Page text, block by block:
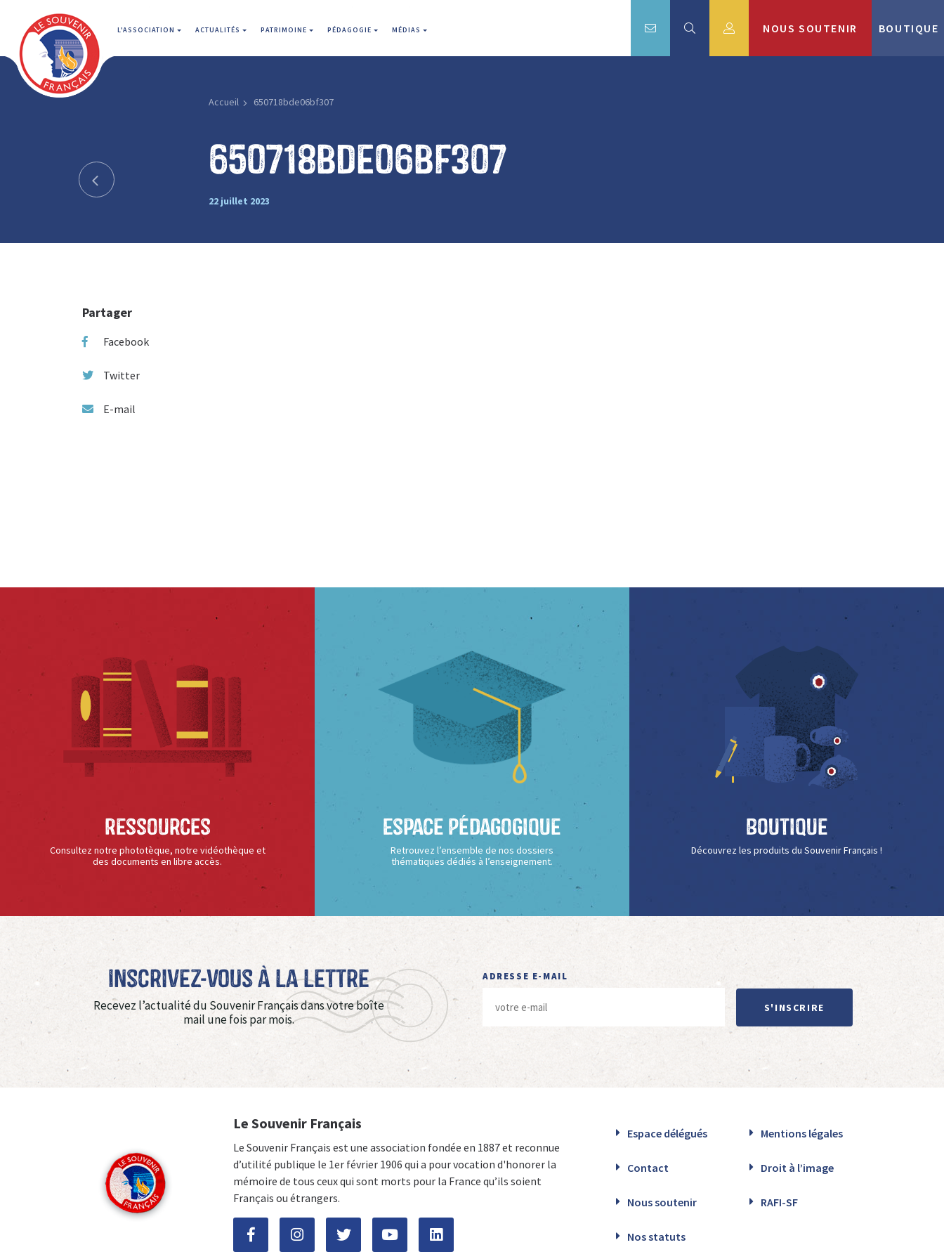
L'ASSOCIATION ACTUALITÉS PATRIMOINE PÉDAGOGIE MÉDIAS NOUS SOUTENIR BOUTIQUE
Accueil 650718bde06bf307
650718bde06bf307
22 juillet 2023
Partager
Facebook
Twitter
E-mail
Ressources
Consultez notre phototèque, notre vidéothèque et
des documents en libre accès.
Espace Pédagogique
Retrouvez l’ensemble de nos dossiers
thématiques dédiés à l’enseignement.
Boutique
Découvrez les produits du Souvenir Français !
Inscrivez-vous à La Lettre
Recevez l’actualité du Souvenir Français dans votre boîte
mail une fois par mois.
ADRESSE E-MAIL
S'INSCRIRE
Le Souvenir Français
Le Souvenir Français est une association fondée en 1887 et reconnue
d’utilité publique le 1er février 1906 qui a pour vocation d'honorer la
mémoire de tous ceux qui sont morts pour la France qu’ils soient
Français ou étrangers.
Espace délégués Mentions légales
Contact Droit à l’image
Nous soutenir RAFI-SF
Nos statuts